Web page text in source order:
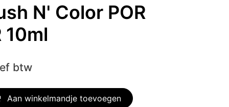
N' Color POR
10ml
btw
Aan winkelmandje toevoegen